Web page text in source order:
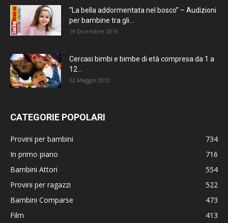
“La bella addormentata nel bosco” – Audizioni
per bambine tra gli...
19 Dicembre 2016
Cercasi bimbi e bimbe di età compresa da 1 a
12...
22 Maggio 2012
CATEGORIE POPOLARI
Provini per bambini
734
In primo piano
716
Bambini Attori
554
Provini per ragazzi
522
Bambini Comparse
473
Film
413